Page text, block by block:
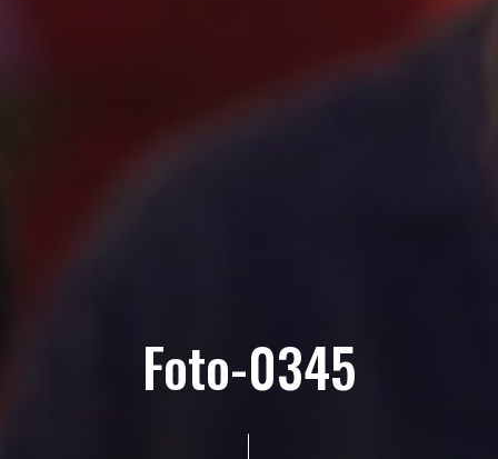
Foto-0345